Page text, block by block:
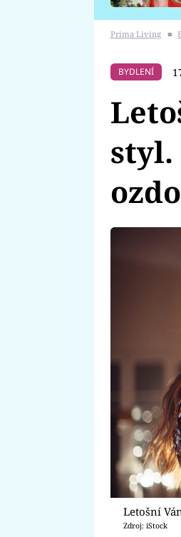
Prima Living ■
BYDLENÍ
styl.
Letošní
Zdroj: iStock